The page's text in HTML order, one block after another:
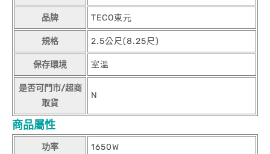
品牌 TECO東元
規格 2.5公尺(8.25尺)
保存環境 室溫
是否可門市/超商
取貨
N
商品屬性
功率 1650W